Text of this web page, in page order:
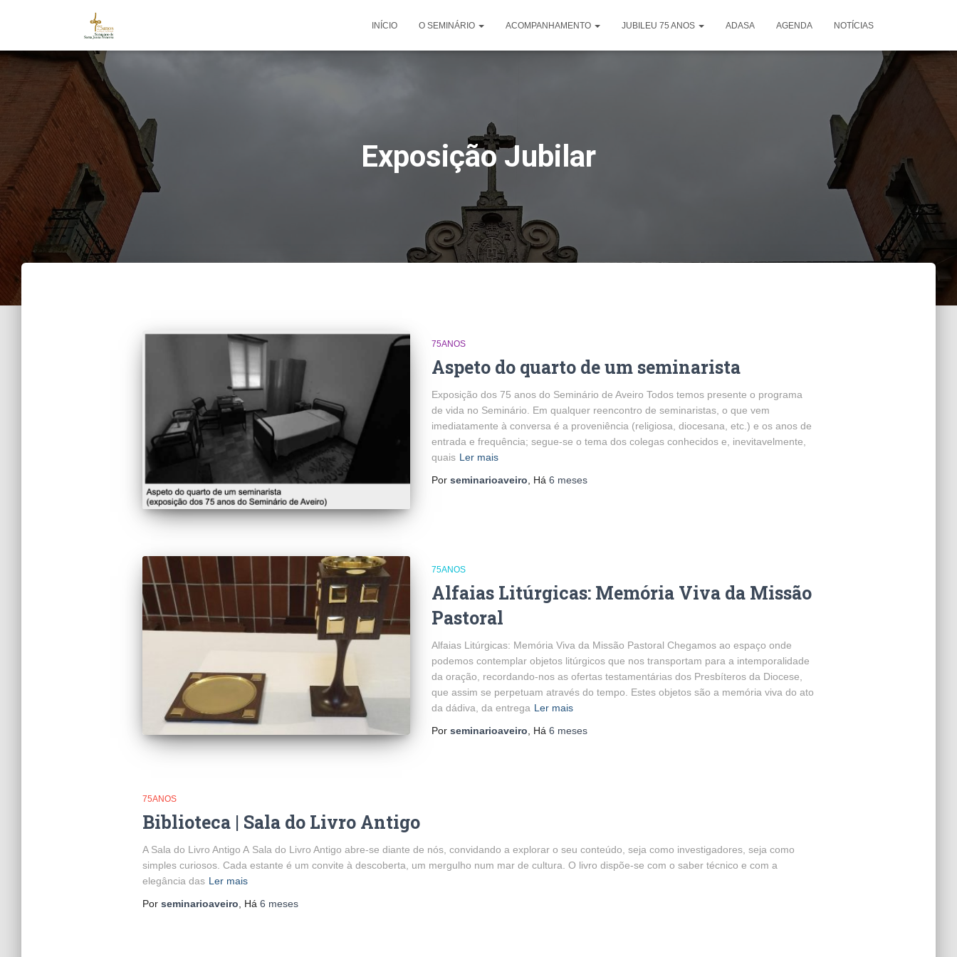
INÍCIO O SEMINÁRIO ACOMPANHAMENTO JUBILEU 75 ANOS ADASA AGENDA NOTÍCIAS
Exposição Jubilar
75ANOS
Aspeto do quarto de um seminarista
Exposição dos 75 anos do Seminário de Aveiro Todos temos presente o programa
de vida no Seminário. Em qualquer reencontro de seminaristas, o que vem
imediatamente à conversa é a proveniência (religiosa, diocesana, etc.) e os anos de
entrada e frequência; segue-se o tema dos colegas conhecidos e, inevitavelmente,
quais Ler mais
Por seminarioaveiro , Há 6 meses
75ANOS
Alfaias Litúrgicas: Memória Viva da Missão
Pastoral
Alfaias Litúrgicas: Memória Viva da Missão Pastoral Chegamos ao espaço onde
podemos contemplar objetos litúrgicos que nos transportam para a intemporalidade
da oração, recordando-nos as ofertas testamentárias dos Presbíteros da Diocese,
que assim se perpetuam através do tempo. Estes objetos são a memória viva do ato
da dádiva, da entrega Ler mais
Por seminarioaveiro , Há 6 meses
75ANOS
Biblioteca | Sala do Livro Antigo
A Sala do Livro Antigo A Sala do Livro Antigo abre-se diante de nós, convidando a explorar o seu conteúdo, seja como investigadores, seja como
simples curiosos. Cada estante é um convite à descoberta, um mergulho num mar de cultura. O livro dispõe-se com o saber técnico e com a
elegância das Ler mais
Por seminarioaveiro , Há 6 meses